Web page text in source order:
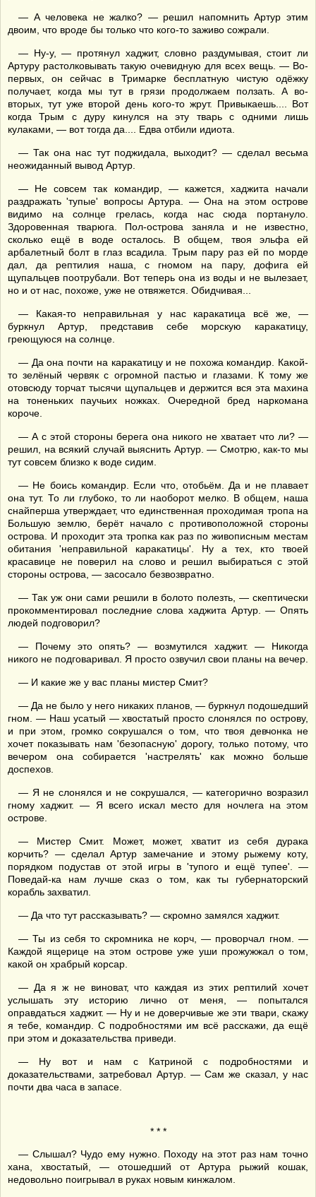
— А человека не жалко? — решил напомнить Артур этим
двоим, что вроде бы только что кого-то заживо сожрали.
— Ну-у, — протянул хаджит, словно раздумывая, стоит ли
Артуру растолковывать такую очевидную для всех вещь. — Во-
первых, он сейчас в Тримарке бесплатную чистую одёжку
получает, когда мы тут в грязи продолжаем ползать. А во-
вторых, тут уже второй день кого-то жрут. Привыкаешь.... Вот
когда Трым с дуру кинулся на эту тварь с одними лишь
кулаками, — вот тогда да.... Едва отбили идиота.
— Так она нас тут поджидала, выходит? — сделал весьма
неожиданный вывод Артур.
— Не совсем так командир, — кажется, хаджита начали
раздражать 'тупые' вопросы Артура. — Она на этом острове
видимо на солнце грелась, когда нас сюда портануло.
Здоровенная тварюга. Пол-острова заняла и не известно,
сколько ещё в воде осталось. В общем, твоя эльфа ей
арбалетный болт в глаз всадила. Трым пару раз ей по морде
дал, да рептилия наша, с гномом на пару, дофига ей
щупальцев поотрубали. Вот теперь она из воды и не вылезает,
но и от нас, похоже, уже не отвяжется. Обидчивая...
— Какая-то неправильная у нас каракатица всё же, —
буркнул Артур, представив себе морскую каракатицу,
греющуюся на солнце.
— Да она почти на каракатицу и не похожа командир. Какой-
то зелёный червяк с огромной пастью и глазами. К тому же
отовсюду торчат тысячи щупальцев и держится вся эта махина
на тоненьких паучьих ножках. Очередной бред наркомана
короче.
— А с этой стороны берега она никого не хватает что ли? —
решил, на всякий случай выяснить Артур. — Смотрю, как-то мы
тут совсем близко к воде сидим.
— Не боись командир. Если что, отобьём. Да и не плавает
она тут. То ли глубоко, то ли наоборот мелко. В общем, наша
снайперша утверждает, что единственная проходимая тропа на
Большую землю, берёт начало с противоположной стороны
острова. И проходит эта тропка как раз по живописным местам
обитания 'неправильной каракатицы'. Ну а тех, кто твоей
красавице не поверил на слово и решил выбираться с этой
стороны острова, — засосало безвозвратно.
— Так уж они сами решили в болото полезть, — скептически
прокомментировал последние слова хаджита Артур. — Опять
людей подговорил?
— Почему это опять? — возмутился хаджит. — Никогда
никого не подговаривал. Я просто озвучил свои планы на вечер.
— И какие же у вас планы мистер Смит?
— Да не было у него никаких планов, — буркнул подошедший
гном. — Наш усатый — хвостатый просто слонялся по острову,
и при этом, громко сокрушался о том, что твоя девчонка не
хочет показывать нам 'безопасную' дорогу, только потому, что
вечером она собирается 'настрелять' как можно больше
доспехов.
— Я не слонялся и не сокрушался, — категорично возразил
гному хаджит. — Я всего искал место для ночлега на этом
острове.
— Мистер Смит. Может, может, хватит из себя дурака
корчить? — сделал Артур замечание и этому рыжему коту,
порядком подустав от этой игры в 'тупого и ещё тупее'. —
Поведай-ка нам лучше сказ о том, как ты губернаторский
корабль захватил.
— Да что тут рассказывать? — скромно замялся хаджит.
— Ты из себя то скромника не корч, — проворчал гном. —
Каждой ящерице на этом острове уже уши прожужжал о том,
какой он храбрый корсар.
— Да я ж не виноват, что каждая из этих рептилий хочет
услышать эту историю лично от меня, — попытался
оправдаться хаджит. — Ну и не доверчивые же эти твари, скажу
я тебе, командир. С подробностями им всё расскажи, да ещё
при этом и доказательства приведи.
— Ну вот и нам с Катриной с подробностями и
доказательствами, затребовал Артур. — Сам же сказал, у нас
почти два часа в запасе.
* * *
— Слышал? Чудо ему нужно. Походу на этот раз нам точно
хана, хвостатый, — отошедший от Артура рыжий кошак,
недовольно поигрывал в руках новым кинжалом.